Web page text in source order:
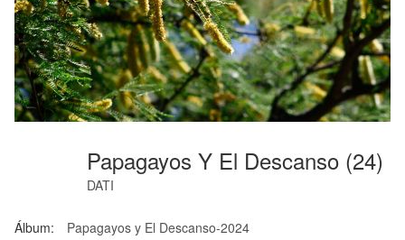
Papagayos Y El Descanso (24)
DATI
Álbum: Papagayos y El Descanso-2024